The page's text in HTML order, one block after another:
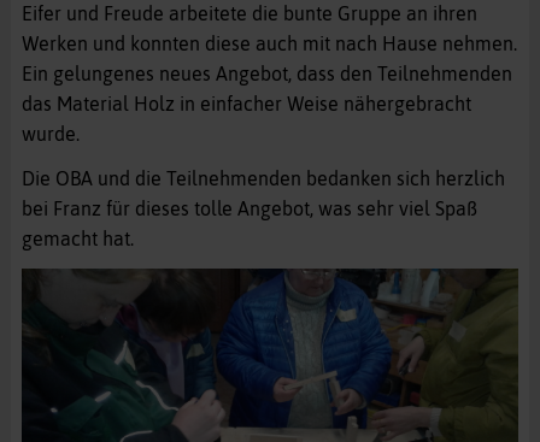
Eifer und Freude arbeitete die bunte Gruppe an ihren
Werken und konnten diese auch mit nach Hause nehmen.
Ein gelungenes neues Angebot, dass den Teilnehmenden
das Material Holz in einfacher Weise nähergebracht
wurde.
Die OBA und die Teilnehmenden bedanken sich herzlich
bei Franz für dieses tolle Angebot, was sehr viel Spaß
gemacht hat.